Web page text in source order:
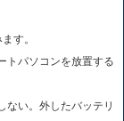
す。
トパソコンを放置する
ない。外したバッテリ